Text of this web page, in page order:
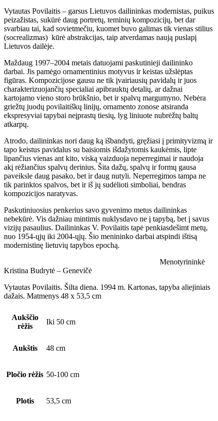
Vytautas Povilaitis – garsus Lietuvos dailininkas modernistas, puikus
peizažistas, sukūrė daug portretų, teminių kompozicijų, bet dar
svarbiau tai, kad sovietmečiu, kuomet buvo galimas tik vienas stilius
(socrealizmas) kūrė abstrakcijas, taip atverdamas naują puslapį
Lietuvos dailėje.
Maždaug 1997–2004 metais datuojami paskutinieji dailininko
darbai. Jis pamėgo ornamentinius motyvus ir keistas užslėptas
figūras. Kompozicijose gausu ne tik įvairiausių pavidalų ir juos
charakterizuojančių specialiai apibrauktų detalių, ar dažnai
kartojamo vieno storo brūkšnio, bet ir spalvų margumyno. Nebėra
griežtų juodų povilaitiškų linijų, ornamento zonose atsiranda
ekspresyviai tapybai neįprastų tiesių, lyg liniuote nubrėžtų baltų
atkarpų.
Atrodo, dailininkas nori daug ką išbandyti, gręžiasi į primityvizmą ir
tapo keistus pavidalus su baisiomis išdažytomis kaukėmis, lipte
lipančius vienas ant kito, viską vaizduoja neperregimai ir naudoja
akį rėžiančius spalvų derinius. Šita dažų, spalvų ir formų gausa
paveiksle daug pasako, bet ir daug nutyli. Neperregimos tampa ne
tik parinktos spalvos, bet ir iš jų sudėlioti simboliai, bendras
kompozicijos naratyvas.
Paskutiniuosius penkerius savo gyvenimo metus dailininkas
nebekūrė. Vis dažniau mintimis nuklysdavo ne į tapybą, bet į savus
vizijų pasaulius. Dailininkas V. Povilaitis tapė penkiasdešimt metų,
nuo 1954-ųjų iki 2004-ųjų. Šio menininko darbai atspindi ištisą
modernistinę lietuvių tapybos epochą.
Menotyrininkė
Kristina Budrytė – Genevičė
Vytautas Povilaitis. Šilta diena. 1994 m. Kartonas, tapyba aliejiniais
dažais. Matmenys 48 x 53,5 cm
Aukščio
rėžis
Iki 50 cm
Aukštis 48 cm
Pločio rėžis 50-100 cm
Plotis 53,5 cm